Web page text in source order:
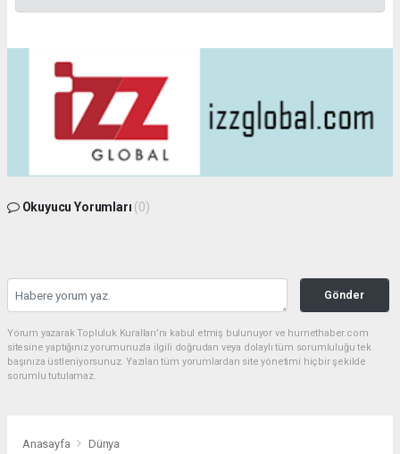
Okuyucu Yorumları (0)
Gönder
Yorum yazarak Topluluk Kuralları’nı kabul etmiş bulunuyor ve hurnethaber.com
sitesine yaptığınız yorumunuzla ilgili doğrudan veya dolaylı tüm sorumluluğu tek
başınıza üstleniyorsunuz. Yazılan tüm yorumlardan site yönetimi hiçbir şekilde
sorumlu tutulamaz.
Anasayfa Dünya